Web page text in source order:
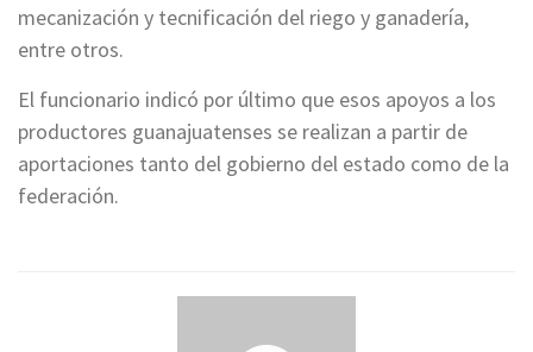
mecanización y tecnificación del riego y ganadería,
entre otros.
El funcionario indicó por último que esos apoyos a los
productores guanajuatenses se realizan a partir de
aportaciones tanto del gobierno del estado como de la
federación.